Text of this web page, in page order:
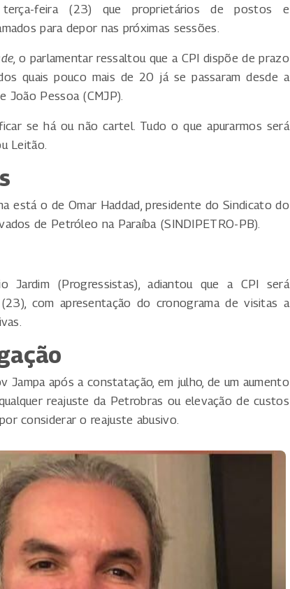
terça-feira (23) que proprietários de postos e
para depor nas próximas sessões.
, o parlamentar ressaltou que a CPI dispõe de prazo
quais pouco mais de 20 já se passaram desde a
João Pessoa (CMJP).
se há ou não cartel. Tudo o que apurarmos será
Leitão.
está o de Omar Haddad, presidente do Sindicato do
de Petróleo na Paraíba (SINDIPETRO-PB).
Jardim (Progressistas), adiantou que a CPI será
com apresentação do cronograma de visitas a
após a constatação, em julho, de um aumento
reajuste da Petrobras ou elevação de custos
considerar o reajuste abusivo.